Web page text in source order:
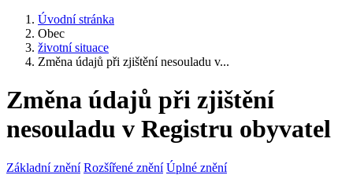
Úvodní stránka
Obec
životní situace
Změna údajů při zjištění nesouladu v...
Změna údajů při zjištění
nesouladu v Registru obyvatel
Základní znění Rozšířené znění Úplné znění